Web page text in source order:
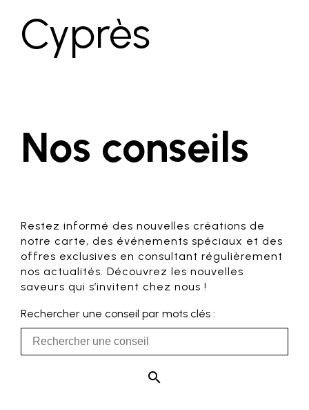
Cyprès
Nos conseils
Restez informé des nouvelles créations de
notre carte, des événements spéciaux et des
offres exclusives en consultant régulièrement
nos actualités. Découvrez les nouvelles
saveurs qui s’invitent chez nous !
Rechercher une conseil par mots clés :